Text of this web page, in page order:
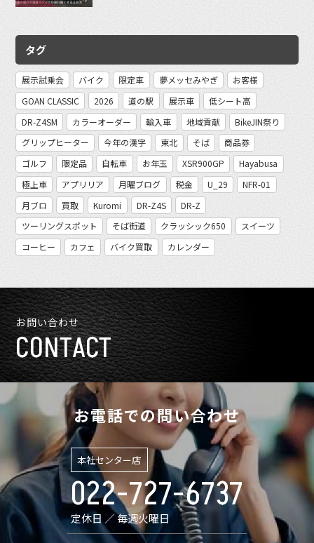
タグ
展示試乗会 バイク 限定車 夢メッセみやぎ
お客様
GOAN CLASSIC
2026 道の駅 展示車
低シート高
DR-Z4SM
カラーオーダー 輸入車 地域貢献
BikeJIN祭り
グリップヒーター
今年の漢字 東北 そば
商品券
ゴルフ
限定品 自転車 お年玉 XSR900GP
Hayabusa
極上車
アプリリア 月曜ブログ 税金 U_29
NFR-01
月ブロ
買取 Kuromi DR-Z4S
DR-Z
ツーリングスポット
そば街道 クラッシック650
スイーツ
コーヒー
カフェ バイク買取 カレンダー
お問い合わせ
CONTACT
お電話での問い合わせ
本社センター店
022-727-6737
定休日 ／ 毎週火曜日